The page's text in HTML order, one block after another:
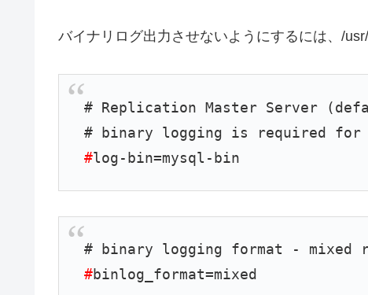
バイナリログ出力させないようにするには、/
# Replication Master Server
# binary logging is required
#log-bin=mysql-bin
# binary logging format - mixed
#binlog_format=mixed